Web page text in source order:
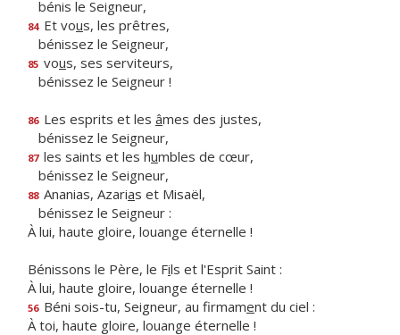
bénis le Seigneur,
84 Et vous, les prêtres,
bénissez le Seigneur,
85 vous, ses serviteurs,
bénissez le Seigneur !
86 Les esprits et les âmes des justes,
bénissez le Seigneur,
87 les saints et les humbles de cœur,
bénissez le Seigneur,
88 Ananias, Azarias et Misaël,
bénissez le Seigneur :
À lui, haute gloire, louange éternelle !
Bénissons le Père, le Fils et l'Esprit Saint :
À lui, haute gloire, louange éternelle !
56 Béni sois-tu, Seigneur, au firmament du ciel :
À toi, haute gloire, louange éternelle !